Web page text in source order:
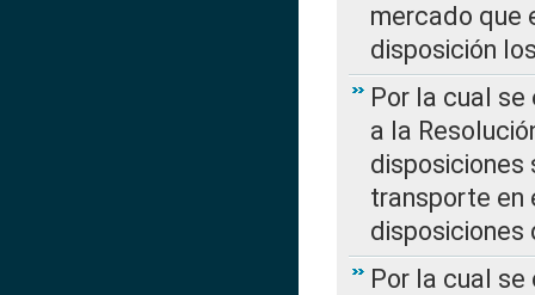
mercado que
disposición
Por la cual se
a la
disposiciones
transporte en
disposiciones
Por la cual se